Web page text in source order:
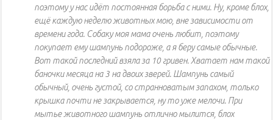
поэтому у нас идёт постоянная борьба с ними. Ну, кроме блох,
ещё каждую неделю животных мою, вне зависимости от
времени года. Собаку моя мама очень любит, поэтому
покупает ему шампунь подороже, а я беру самые обычные.
Вот такой последний взяла за 10 гривен. Хватает нам такой
баночки месяца на 3 на двоих зверей. Шампунь самый
обычный, очень густой, со странноватым запахом, только
крышка почти не закрывается, ну то уже мелочи. При
мытье животного шампунь отлично мылится, блох